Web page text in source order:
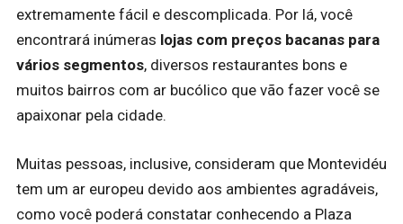
extremamente fácil e descomplicada. Por lá, você
encontrará inúmeras lojas com preços bacanas para
vários segmentos, diversos restaurantes bons e
muitos bairros com ar bucólico que vão fazer você se
apaixonar pela cidade.
Muitas pessoas, inclusive, consideram que Montevidéu
tem um ar europeu devido aos ambientes agradáveis,
como você poderá constatar conhecendo a Plaza